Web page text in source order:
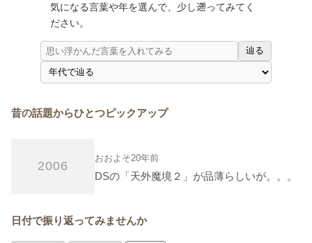
気になる言葉や年を選んで、少し遡ってみてく
ださい。
辿る
昔の話題からひとつピックアップ
2006
おおよそ20年前
DSの「天外魔境２」が品薄らしいが。。。
日付で振り返ってみませんか